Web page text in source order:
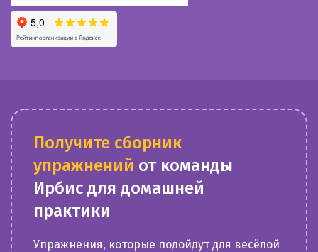
Получите сборник
упражнений от команды
Ирбис для домашней
практики
Упражнения, которые подойдут для весёлой